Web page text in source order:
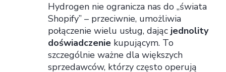
Hydrogen nie ogranicza nas do „świata
Shopify” – przeciwnie, umożliwia
połączenie wielu usług, dając jednolity
doświadczenie kupującym. To
szczególnie ważne dla większych
sprzedawców, którzy często operują